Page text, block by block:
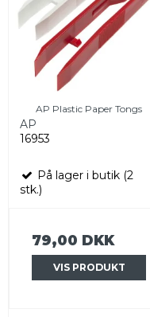
AP Plastic Paper Tongs
AP
16953
På lager i butik (2
stk.)
79,00 DKK
VIS PRODUKT